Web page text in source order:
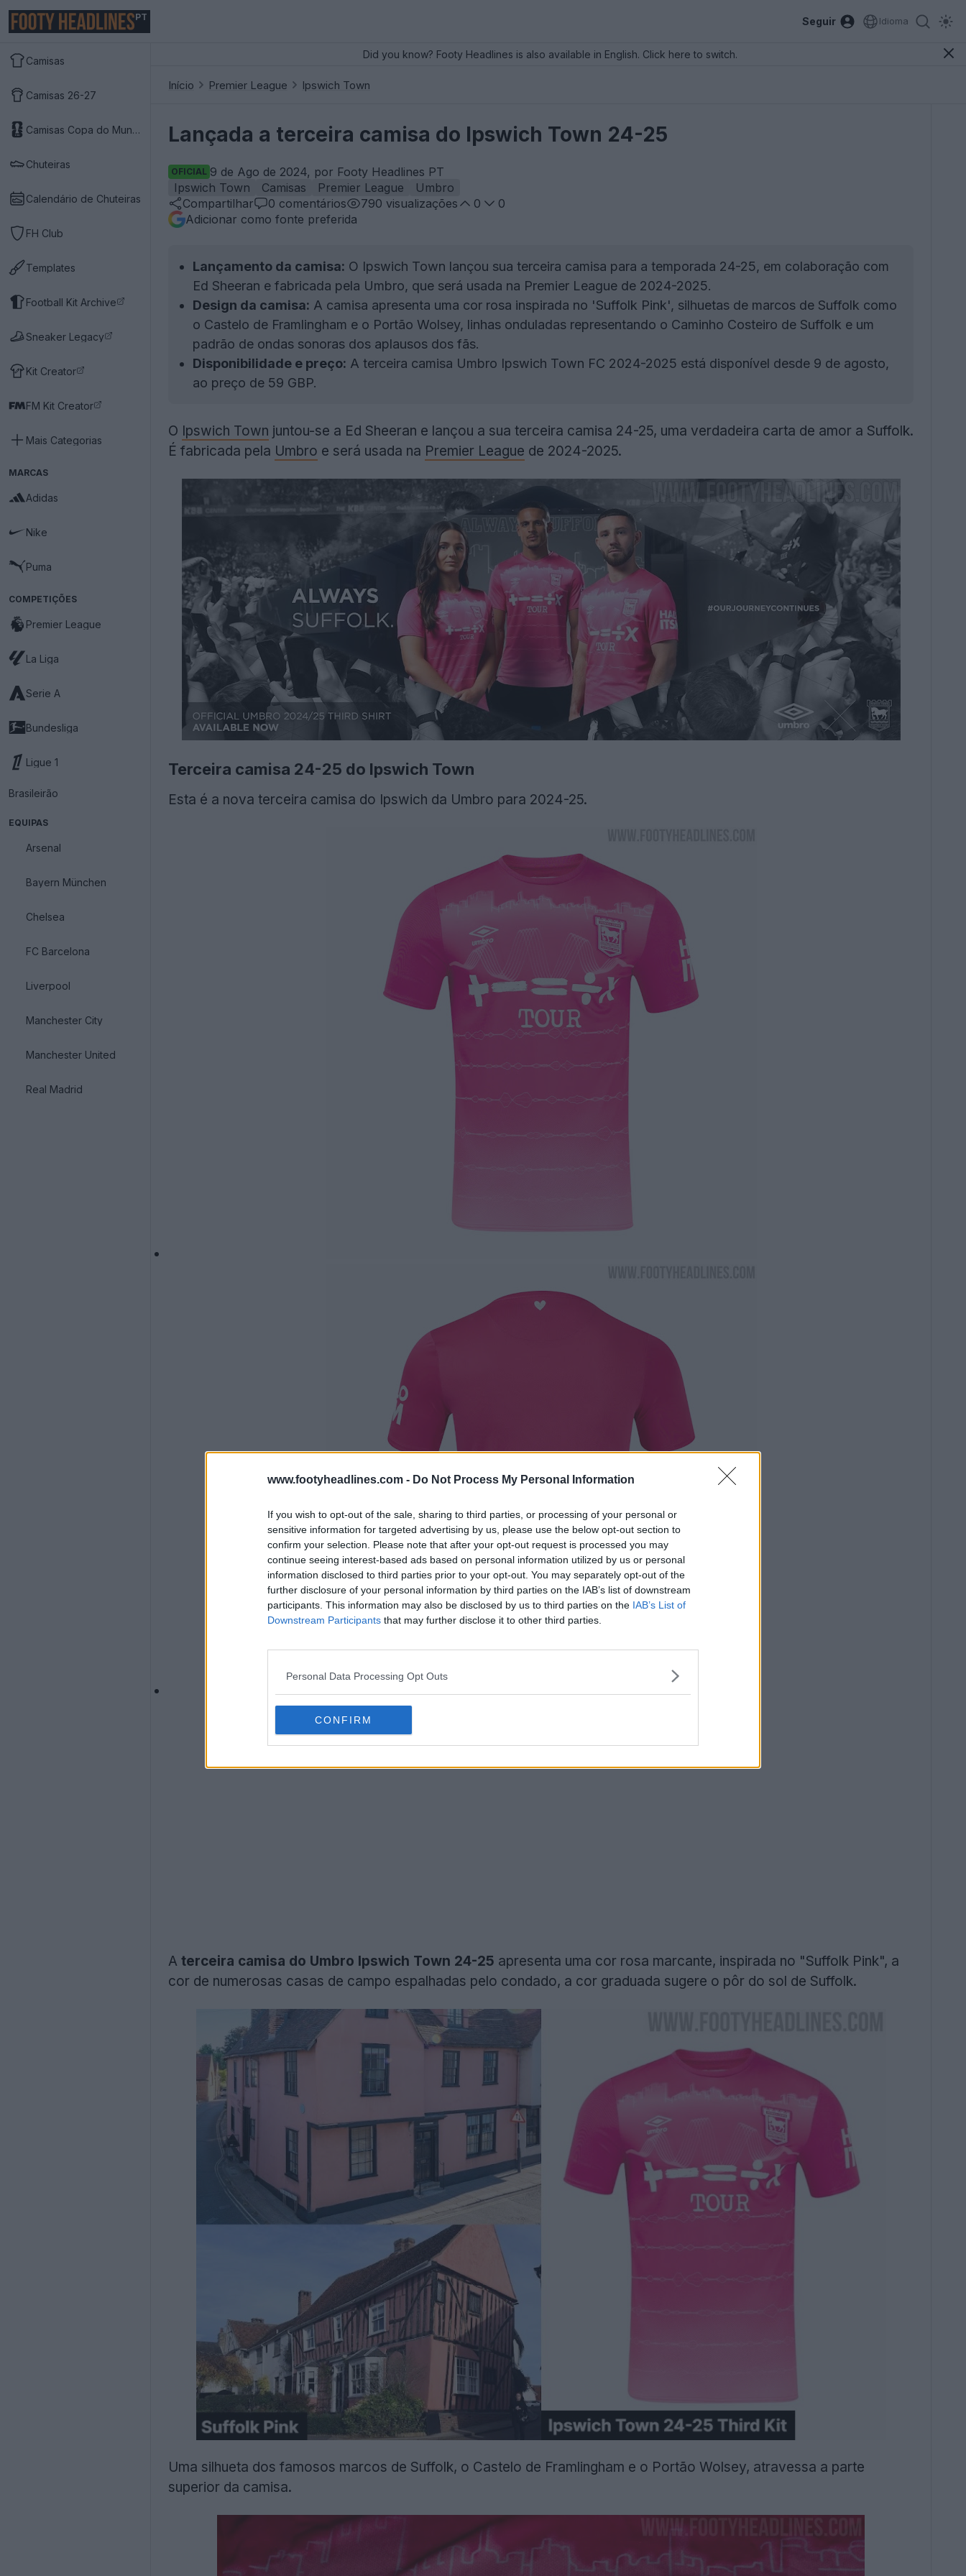
www.footyheadlines.com - Do Not Process My Personal Information
If you wish to opt-out of the sale, sharing to third parties, or processing of your personal or
sensitive information for targeted advertising by us, please use the below opt-out section to
confirm your selection. Please note that after your opt-out request is processed you may
continue seeing interest-based ads based on personal information utilized by us or personal
information disclosed to third parties prior to your opt-out. You may separately opt-out of the
further disclosure of your personal information by third parties on the IAB’s list of downstream
participants. This information may also be disclosed by us to third parties on the IAB’s List of
Downstream Participants that may further disclose it to other third parties.
Personal Data Processing Opt Outs
CONFIRM
PT Seguir Idioma
Camisas
Camisas 26-27
Camisas Copa do Mundo 2026
Chuteiras
Calendário de Chuteiras
FH Club
Templates
Football Kit Archive
Sneaker Legacy
Kit Creator
FM Kit Creator
Mais Categorias
MARCAS
Adidas
Nike
Puma
COMPETIÇÕES
Premier League
La Liga
Serie A
Bundesliga
Ligue 1
Brasileirão
EQUIPAS
Arsenal
Bayern München
Chelsea
FC Barcelona
Liverpool
Manchester City
Manchester United
Real Madrid
Did you know? Footy Headlines is also available in English. Click here to switch.
Início Premier League Ipswich Town
Lançada a terceira camisa do Ipswich Town 24-25
OFICIAL 9 de Ago de 2024, por Footy Headlines PT
Ipswich Town
Camisas Premier League
Umbro
Compartilhar
0 comentários 790 visualizações 0
0
Adicionar como fonte preferida
Lançamento da camisa: O Ipswich Town lançou sua terceira camisa para a temporada 24-25, em colaboração com
Ed Sheeran e fabricada pela Umbro, que será usada na Premier League de 2024-2025.
Design da camisa: A camisa apresenta uma cor rosa inspirada no 'Suffolk Pink', silhuetas de marcos de Suffolk como
o Castelo de Framlingham e o Portão Wolsey, linhas onduladas representando o Caminho Costeiro de Suffolk e um
padrão de ondas sonoras dos aplausos dos fãs.
Disponibilidade e preço: A terceira camisa Umbro Ipswich Town FC 2024-2025 está disponível desde 9 de agosto,
ao preço de 59 GBP.
O Ipswich Town juntou-se a Ed Sheeran e lançou a sua terceira camisa 24-25, uma verdadeira carta de amor a Suffolk.
É fabricada pela Umbro e será usada na Premier League de 2024-2025.
Terceira camisa 24-25 do Ipswich Town
Esta é a nova terceira camisa do Ipswich da Umbro para 2024-25.
A terceira camisa do Umbro Ipswich Town 24-25 apresenta uma cor rosa marcante, inspirada no "Suffolk Pink", a
cor de numerosas casas de campo espalhadas pelo condado, a cor graduada sugere o pôr do sol de Suffolk.
Uma silhueta dos famosos marcos de Suffolk, o Castelo de Framlingham e o Portão Wolsey, atravessa a parte
superior da camisa.